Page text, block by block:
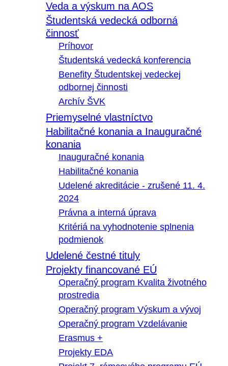
Veda a výskum na AOS
Študentská vedecká odborná
činnosť
Príhovor
Študentská vedecká konferencia
Benefity Študentskej vedeckej
odbornej činnosti
Archív ŠVK
Priemyselné vlastníctvo
Habilitačné konania a Inauguračné
konania
Inauguračné konania
Habilitačné konania
Udelené akreditácie - zrušené 11. 4.
2024
Právna a interná úprava
Kritériá na vyhodnotenie splnenia
podmienok
Udelené čestné tituly
Projekty financované EÚ
Operačný program Kvalita životného
prostredia
Operačný program Výskum a vývoj
Operačný program Vzdelávanie
Erasmus +
Projekty EDA